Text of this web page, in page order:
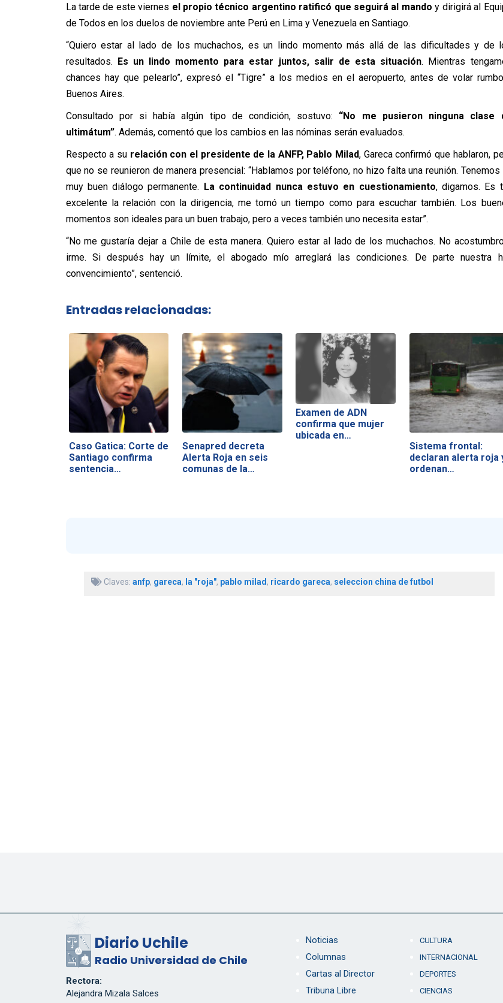
La tarde de este viernes el propio técnico argentino ratificó que seguirá al mando y dirigirá al
de Todos en los duelos de noviembre ante Perú en Lima y Venezuela en Santiago.
“Quiero estar al lado de los muchachos, es un lindo momento más allá de las dificultades y de
resultados. Es un lindo momento para estar juntos, salir de esta situación. Mientras
chances hay que pelearlo”, expresó el “Tigre” a los medios en el aeropuerto, antes de volar
Buenos Aires.
Consultado por si había algún tipo de condición, sostuvo: “No me pusieron ninguna clase
ultimátum”. Además, comentó que los cambios en las nóminas serán evaluados.
Respecto a su relación con el presidente de la ANFP, Pablo Milad, Gareca confirmó que hablaron,
que no se reunieron de manera presencial: “Hablamos por teléfono, no hizo falta una reunión. Tenemos
muy buen diálogo permanente. La continuidad nunca estuvo en cuestionamiento, digamos. Es
excelente la relación con la dirigencia, me tomó un tiempo como para escuchar también. Los
momentos son ideales para un buen trabajo, pero a veces también uno necesita estar”.
“No me gustaría dejar a Chile de esta manera. Quiero estar al lado de los muchachos. No
irme. Si después hay un límite, el abogado mío arreglará las condiciones. De parte nuestra
convencimiento”, sentenció.
Entradas relacionadas:
Caso Gatica: Corte de
Santiago confirma
sentencia…
Senapred decreta
Alerta Roja en seis
comunas de la…
Examen de ADN
confirma que mujer
ubicada en…
Sistema frontal:
declaran alerta roja
ordenan…
Claves: anfp, gareca, la "roja", pablo milad, ricardo gareca, seleccion china de futbol
Diario Uchile
Radio Universidad de Chile
Rectora:
Alejandra Mizala Salces
Noticias
Columnas
Cartas al Director
Tribuna Libre
CULTURA
INTERNACIONAL
DEPORTES
CIENCIAS